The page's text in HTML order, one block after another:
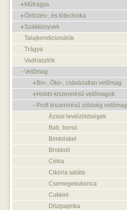
Műtrágya
Öntözés-, és tótechnika
Szakkönyvek
Talajkondicionálók
Trágya
Vadriasztók
Vetőmag
Bio-, Öko-, csávázatlan vetőmag
Hobbi kiszerelésű vetőmagok
Profi kiszerelésű zöldség vetőmag
Ázsiai levélzöldségek
Bab, borsó
Bimbóskel
Brokkoli
Cékla
Cikória saláta
Csemegekukorica
Cukkini
Díszpaprika